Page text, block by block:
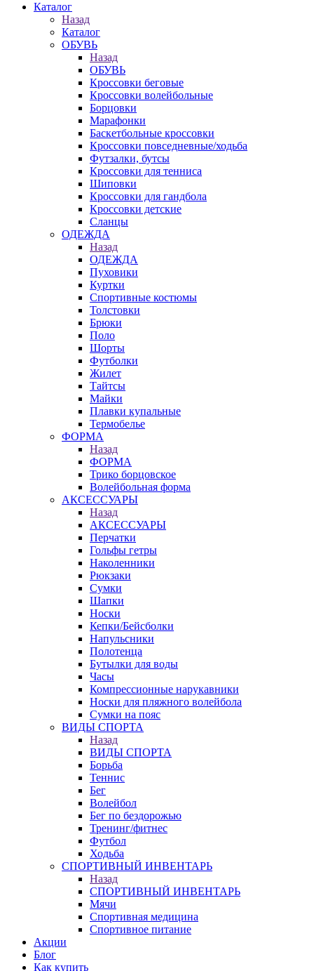
Каталог
Назад
Каталог
ОБУВЬ
Назад
ОБУВЬ
Кроссовки беговые
Кроссовки волейбольные
Борцовки
Марафонки
Баскетбольные кроссовки
Кроссовки повседневные/ходьба
Футзалки, бутсы
Кроссовки для тенниса
Шиповки
Кроссовки для гандбола
Кроссовки детские
Сланцы
ОДЕЖДА
Назад
ОДЕЖДА
Пуховики
Куртки
Спортивные костюмы
Толстовки
Брюки
Поло
Шорты
Футболки
Жилет
Тайтсы
Майки
Плавки купальные
Термобелье
ФОРМА
Назад
ФОРМА
Трико борцовское
Волейбольная форма
АКСЕССУАРЫ
Назад
АКСЕССУАРЫ
Перчатки
Гольфы гетры
Наколенники
Рюкзаки
Сумки
Шапки
Носки
Кепки/Бейсболки
Напульсники
Полотенца
Бутылки для воды
Часы
Компрессионные нарукавники
Носки для пляжного волейбола
Сумки на пояс
ВИДЫ СПОРТА
Назад
ВИДЫ СПОРТА
Борьба
Теннис
Бег
Волейбол
Бег по бездорожью
Тренинг/фитнес
Футбол
Ходьба
СПОРТИВНЫЙ ИНВЕНТАРЬ
Назад
СПОРТИВНЫЙ ИНВЕНТАРЬ
Мячи
Спортивная медицина
Спортивное питание
Акции
Блог
Как купить